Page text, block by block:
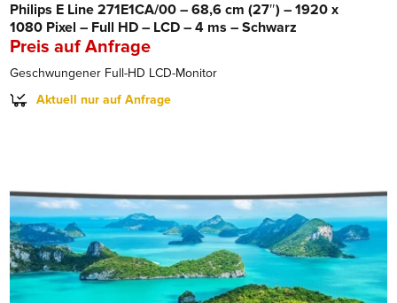
Philips E Line 271E1CA/00 – 68,6 cm (27″) – 1920 x
1080 Pixel – Full HD – LCD – 4 ms – Schwarz
Preis auf Anfrage
Geschwungener Full-HD LCD-Monitor
Aktuell nur auf Anfrage